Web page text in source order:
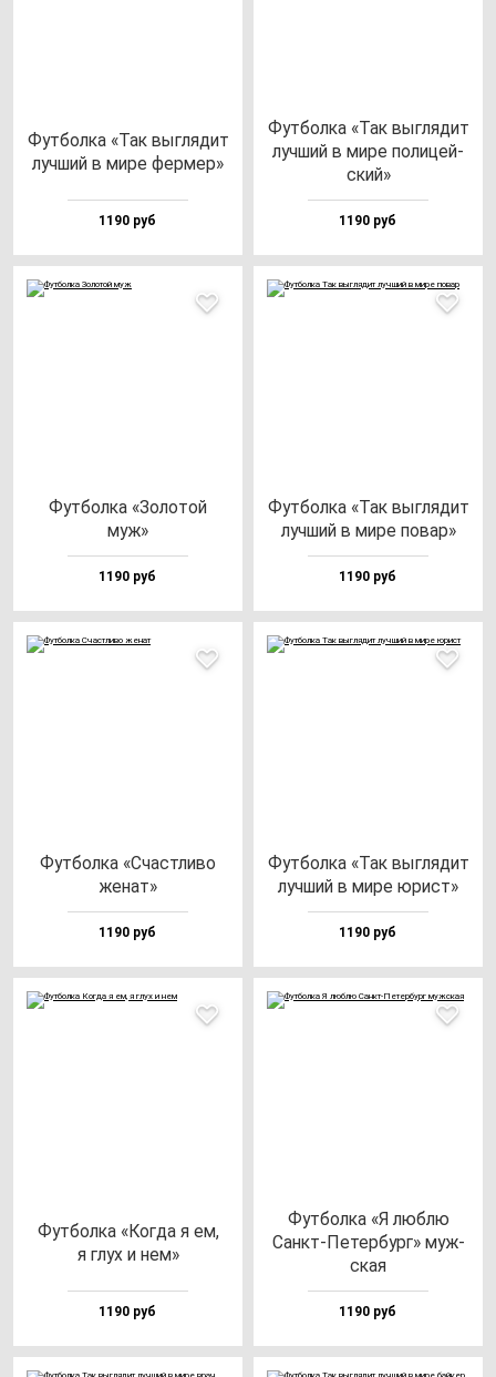
Фут­бол­ка «Так выг­ля­дит
луч­ший в ми­ре фер­мер»
1190 руб
Фут­бол­ка «Так выг­ля­дит
луч­ший в ми­ре по­ли­цей­
ский»
1190 руб
Фут­бол­ка «Золо­той
муж»
1190 руб
Фут­бол­ка «Так выг­ля­дит
луч­ший в ми­ре по­вар»
1190 руб
Фут­бол­ка «Счас­тли­во
же­нат»
1190 руб
Фут­бол­ка «Так выг­ля­дит
луч­ший в ми­ре юрист»
1190 руб
Фут­бол­ка «Ког­да я ем,
я глух и нем»
1190 руб
Фут­бол­ка «Я люб­лю
Санкт-Петер­бург» муж­
ская
1190 руб